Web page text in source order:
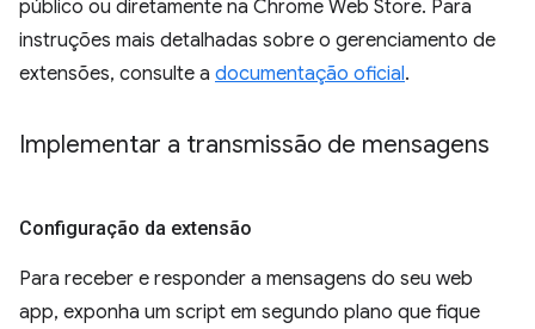
público ou diretamente na Chrome Web Store. Para
instruções mais detalhadas sobre o gerenciamento de
extensões, consulte a documentação oficial.
Implementar a transmissão de mensagens
Configuração da extensão
Para receber e responder a mensagens do seu web
app, exponha um script em segundo plano que fique